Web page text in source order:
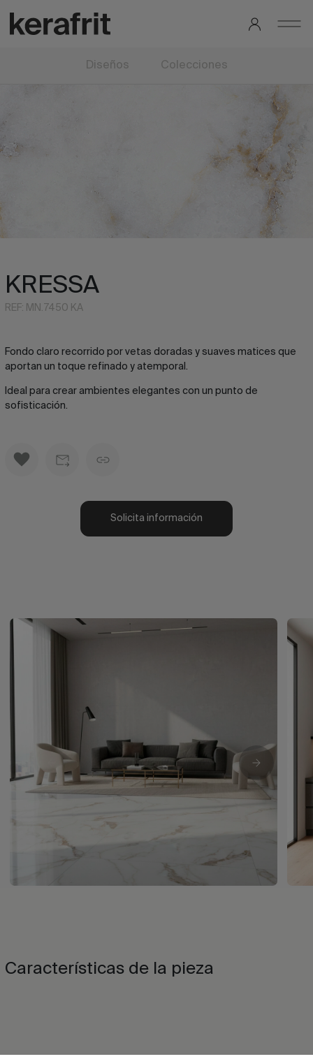
Diseños Colecciones
KRESSA
REF: MN.7450 KA
Fondo claro recorrido por vetas doradas y suaves matices que
aportan un toque refinado y atemporal.
Ideal para crear ambientes elegantes con un punto de
sofisticación.
Solicita información
Características de la pieza